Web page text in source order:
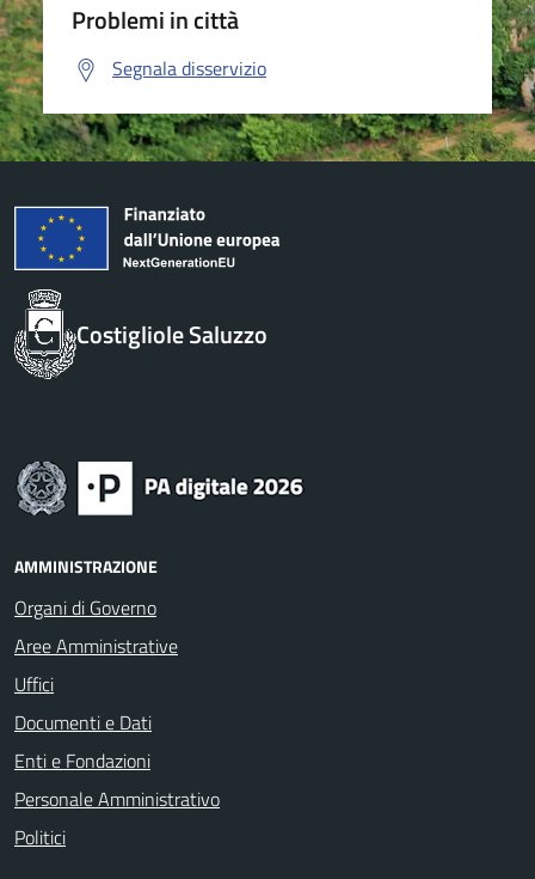
Problemi in città
Segnala disservizio
Costigliole Saluzzo
AMMINISTRAZIONE
Organi di Governo
Aree Amministrative
Uffici
Documenti e Dati
Enti e Fondazioni
Personale Amministrativo
Politici